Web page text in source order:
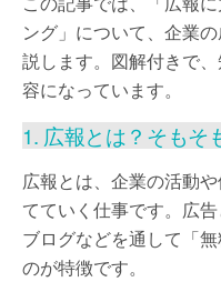
ング」について、企業
説します。図解付きで
容になっています。
1. 広報とは？そもそ
広報とは、企業の活動
てていく仕事です。広
ブログなどを通して「
のが特徴です。